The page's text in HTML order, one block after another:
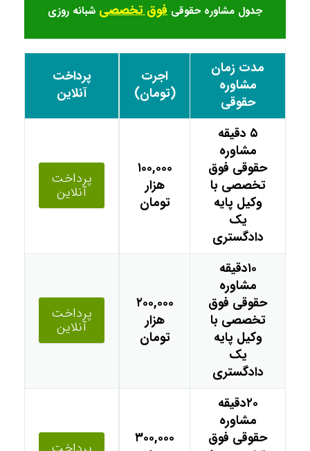
جدول مشاوره حقوقی فوق تخصصی شبانه روزی
مدت زمان
مشاوره
حقوقی
اجرت
(تومان)
پرداخت
آنلاین
۵ دقیقه
مشاوره
حقوقی فوق
تخصصی با
وکیل پایه
یک
دادگستری
۱۰۰,۰۰۰
هزار
تومان
پرداخت
آنلاین
۱۰دقیقه
مشاوره
حقوقی فوق
تخصصی با
وکیل پایه
یک
دادگستری
۲۰۰,۰۰۰
هزار
تومان
پرداخت
آنلاین
۲۰دقیقه
مشاوره
حقوقی فوق
۳۰۰,۰۰۰